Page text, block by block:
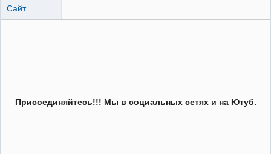
Сайт
Присоединяйтесь!!! Мы в социальных сетях и на Ютуб.